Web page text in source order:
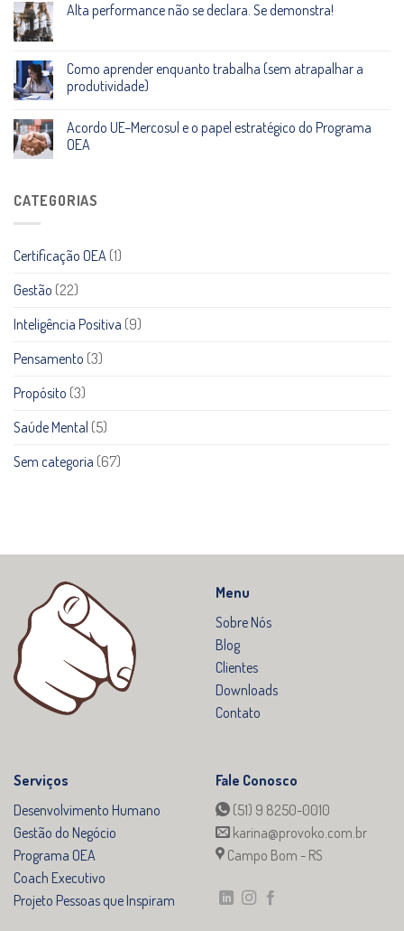
Alta performance não se declara. Se demonstra!
Como aprender enquanto trabalha (sem atrapalhar a
produtividade)
Acordo UE–Mercosul e o papel estratégico do Programa
OEA
CATEGORIAS
Certificação OEA (1)
Gestão (22)
Inteligência Positiva (9)
Pensamento (3)
Propósito (3)
Saúde Mental (5)
Sem categoria (67)
Menu
Sobre Nós
Blog
Clientes
Downloads
Contato
Serviços
Desenvolvimento Humano
Gestão do Negócio
Programa OEA
Coach Executivo
Projeto Pessoas que Inspiram
Fale Conosco
(51) 9 8250-0010
karina@provoko.com.br
Campo Bom - RS